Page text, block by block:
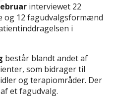
interviewet 22
og 12 fagudvalgsformænd
i
består blandt andet af
som bidrager til
og terapiområder. Der
et fagudvalg.